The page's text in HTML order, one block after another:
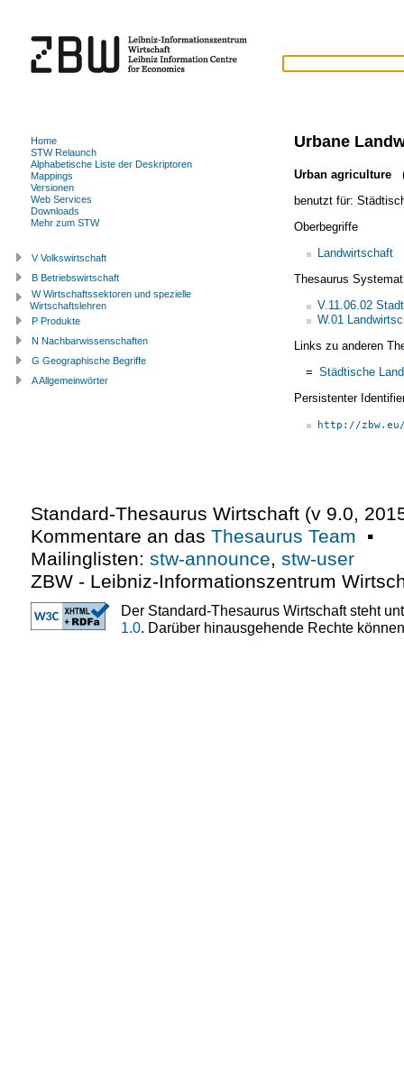
Urbane
Urban agriculture
benutzt für:
Oberbegriffe
Landwirtschaft
Thesaurus
V.11.06.02
W.01
Links zu anderen
= Städtische
Persistenter
http://
Home
STW Relaunch
Alphabetische Liste der Deskriptoren
Mappings
Versionen
Web Services
Downloads
Mehr zum STW
V Volkswirtschaft
B Betriebswirtschaft
W Wirtschaftssektoren und spezielle
Wirtschaftslehren
P Produkte
N Nachbarwissenschaften
G Geographische Begriffe
A Allgemeinwörter
Standard-Thesaurus Wirtschaft (v 9.0
Kommentare an das Thesaurus Team ▪
Mailinglisten: stw-announce stw-user
ZBW - Leibniz-Informationszentrum
Der Standard-Thesaurus Wirtschaft steht
1.0. Darüber hinausgehende Rechte